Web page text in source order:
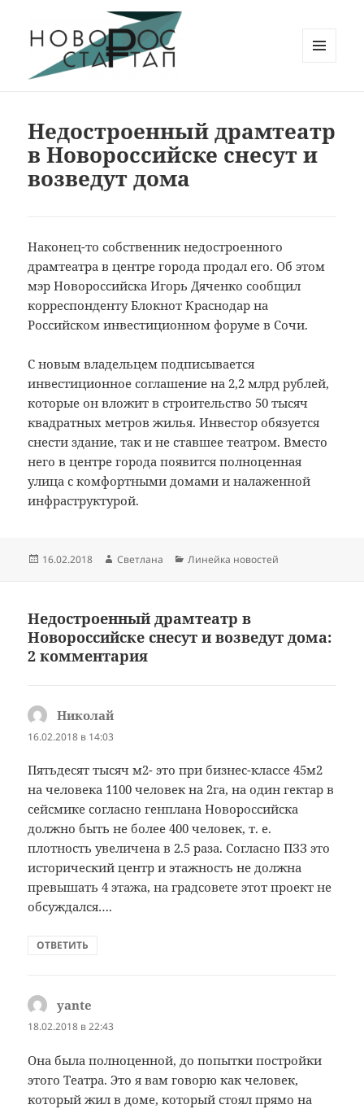
Недостроенный драмтеатр
в Новороссийске снесут и
возведут дома
Наконец-то собственник недостроенного
драмтеатра в центре города продал его.Об этом
мэр Новороссийска Игорь Дяченко сообщил
корреспонденту Блокнот Краснодар на
Российском инвестиционном форуме в Сочи.
С новым владельцем подписывается
инвестиционное соглашение на 2,2 млрд рублей,
которые он вложит в строительство 50 тысяч
квадратных метров жилья. Инвестор обязуется
снести здание, так и не ставшее театром. Вместо
него в центре города появится полноценная
улица с комфортными домами и налаженной
инфраструктурой.
Опубликовано
16.02.2018 Автор
Светлана Рубрики
Линейка новостей
Недостроенный драмтеатр в
Новороссийске снесут и возведут дома:
2 комментария
Николай
16.02.2018 в 14:03
Пятьдесят тысяч м2- это при бизнес-классе 45м2
на человека 1100 человек на 2га, на один гектар в
сейсмике согласно генплана Новороссийска
должно быть не более 400 человек, т. е.
плотность увеличена в 2.5 раза. Согласно ПЗЗ это
исторический центр и этажность не должна
превышать 4 этажа, на градсовете этот проект не
обсуждался….
ОТВЕТИТЬ
yante
18.02.2018 в 22:43
Она была полноценной, до попытки постройки
этого Театра. Это я вам говорю как человек,
который жил в доме, который стоял прямо на